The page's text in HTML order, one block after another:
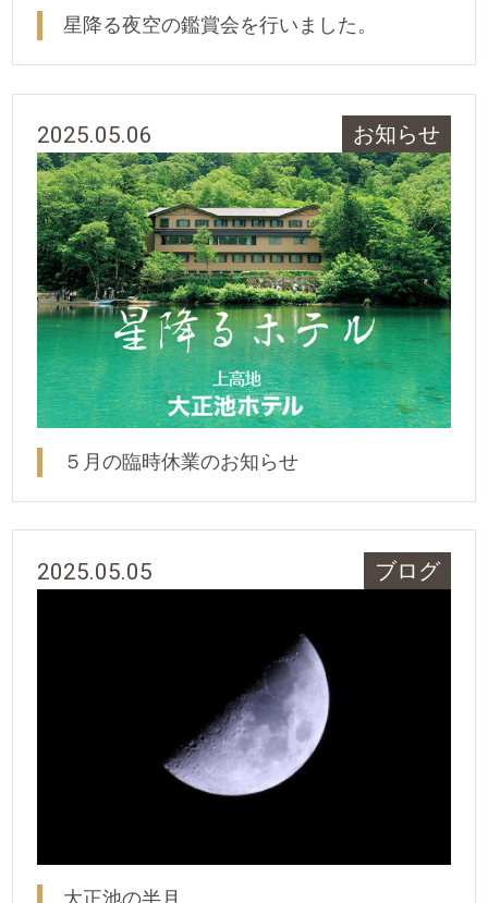
星降る夜空の鑑賞会を行いました。
2025.05.06 お知らせ
５月の臨時休業のお知らせ
2025.05.05 ブログ